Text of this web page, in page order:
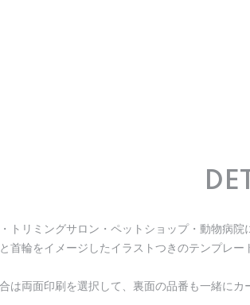
トリミングサロン・ペットショップ・動物病院
首輪をイメージしたイラストつきのテンプレー
は両面印刷を選択して、裏面の品番も一緒にカ